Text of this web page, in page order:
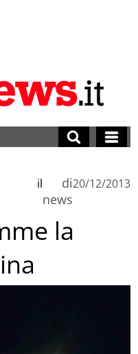
di
news
il 20/12/2013
la